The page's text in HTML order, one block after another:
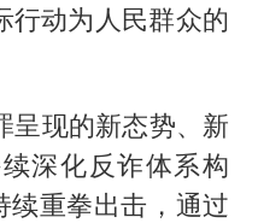
行动为人民群众的
呈现的新态势、新
深化反诈体系构
续重拳出击，通过